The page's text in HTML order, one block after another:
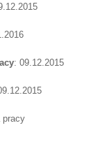
: 09.12.2015
pracy